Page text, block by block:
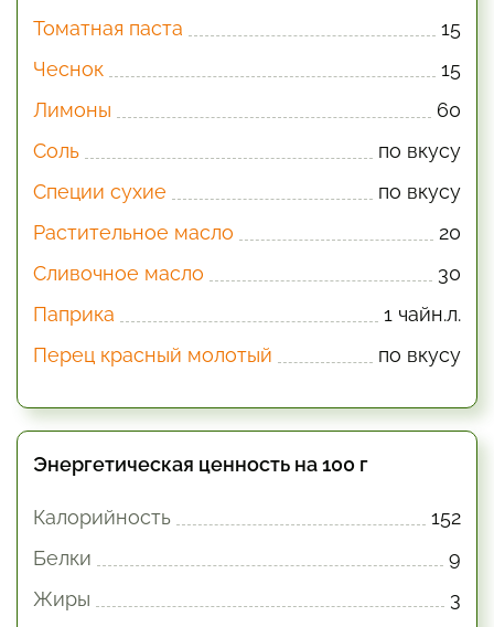
Томатная паста
15
Чеснок
15
Лимоны
60
Соль
по вкусу
Специи сухие
по вкусу
Растительное масло
20
Сливочное масло
30
Паприка
1 чайн.л.
Перец красный молотый
по вкусу
Энергетическая ценность на 100 г
Калорийность
152
Белки
9
Жиры
3